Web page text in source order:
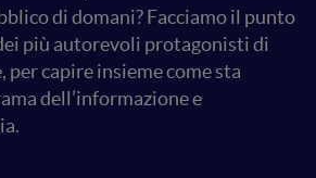
di domani? Facciamo il punto
più autorevoli protagonisti di
capire insieme come sta
dell’informazione e